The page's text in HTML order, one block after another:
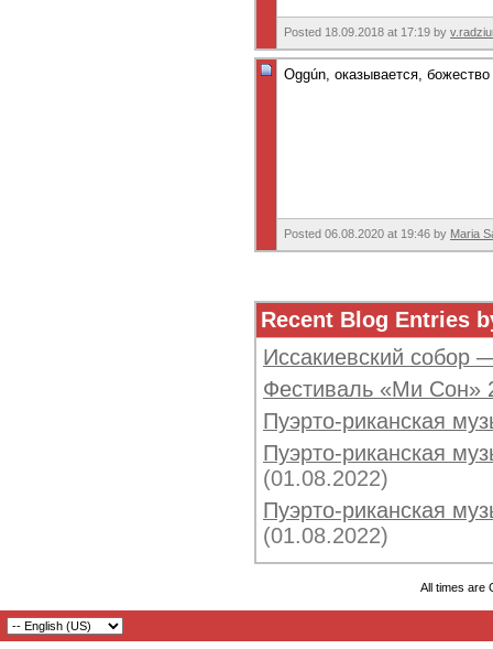
Posted 18.09.2018 at 17:19 by
Oggún, оказывается,
Posted 06.08.2020 at 19:46 by Maria
Recent Blog Entries
Иссакиевский собор
Фестиваль «Ми Сон»
Пуэрто-риканская
Пуэрто-риканская
(01.08.2022)
Пуэрто-риканская
(01.08.2022)
All times are